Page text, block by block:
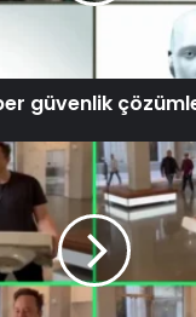
güvenlik